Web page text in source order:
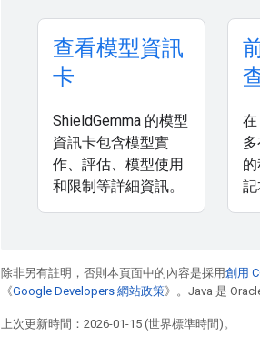
查看模型資訊
卡
ShieldGemma 的模型
資訊卡包含模型實
作、評估、模型使用
和限制等詳細資訊。
記
除非另有註明，否則本頁面中的內容是採用創用
《Google Developers 網站政策》。Java 是
上次更新時間：2026-01-15 (世界標準時間)。